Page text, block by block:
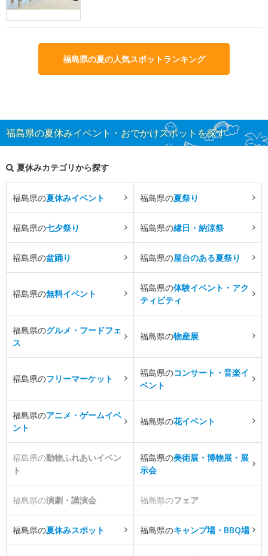
福島県の夏の人気スポットランキング
福島県の夏休みイベント・おでかけスポットを探す
夏休みカテゴリから探す
福島県の夏休みイベント 福島県の夏祭り
福島県の七夕祭り 福島県の縁日・納涼祭
福島県の盆踊り 福島県の屋台のある夏祭り
福島県の無料イベント
福島県の体験イベント・アク
ティビティ
福島県のグルメ・フードフェ
ス
福島県の物産展
福島県のフリーマーケット
福島県のコンサート・音楽イ
ベント
福島県のアニメ・ゲームイベ
ント
福島県の花イベント
福島県の動物ふれあいイベン
ト
福島県の美術展・博物展・展
示会
福島県の演劇・講演会 福島県のフェア
福島県の夏休みスポット 福島県のキャンプ場・BBQ場